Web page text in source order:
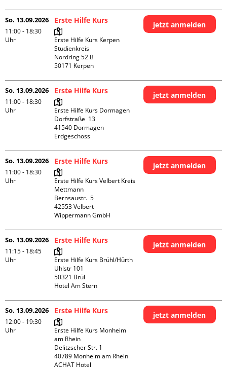
So. 13.09.2026
11:00 - 18:30
Uhr
Erste Hilfe Kurs
Erste Hilfe Kurs Kerpen
Studienkreis
Nordring 52 B
jetzt anmelden
So. 13.09.2026
11:00 - 18:30
Uhr
Erste Hilfe Kurs
Erste Hilfe Kurs Dormagen
Dorfstraße  13
41540 Dormagen
Erdgeschoss
jetzt anmelden
So. 13.09.2026
11:00 - 18:30
Uhr
Erste Hilfe Kurs
Erste Hilfe Kurs Velbert Kreis
Mettmann
Bernsaustr.  5
42553 Velbert
Wippermann GmbH
jetzt anmelden
So. 13.09.2026
11:15 - 18:45
Uhr
Erste Hilfe Kurs
Erste Hilfe Kurs Brühl/Hürth
Uhlstr 101
50321 Brül
Hotel Am Stern
jetzt anmelden
So. 13.09.2026
12:00 - 19:30
Uhr
Erste Hilfe Kurs
Erste Hilfe Kurs Monheim
am Rhein
Delitzscher Str. 1
40789 Monheim am Rhein
ACHAT Hotel
jetzt anmelden